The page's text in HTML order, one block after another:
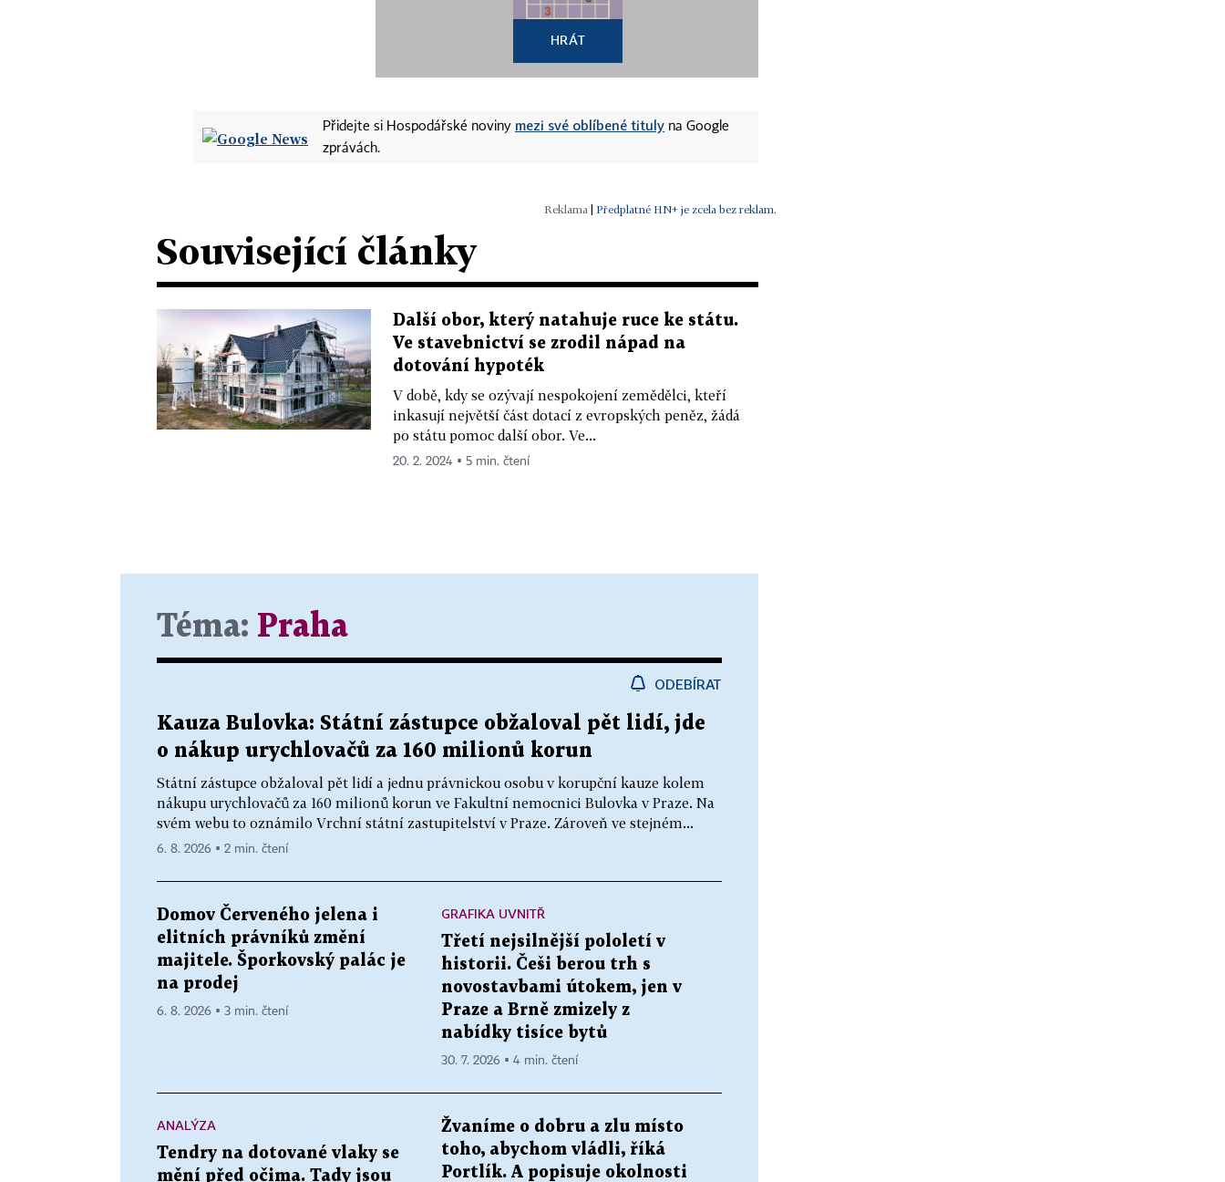
HRÁT
Přidejte si Hospodářské noviny mezi své oblíbené tituly na Google
zprávách.
| Předplatné HN+ je zcela bez reklam.
Související články
Další obor, který natahuje ruce ke státu.
Ve stavebnictví se zrodil nápad na
dotování hypoték
V době, kdy se ozývají nespokojení zemědělci, kteří
inkasují největší část dotací z evropských peněz, žádá
po státu pomoc další obor. Ve...
20. 2. 2024 ▪ 5 min. čtení
Téma: Praha
ODEBÍRAT
Kauza Bulovka: Státní zástupce obžaloval pět lidí, jde
o nákup urychlovačů za 160 milionů korun
Státní zástupce obžaloval pět lidí a jednu právnickou osobu v korupční kauze kolem
nákupu urychlovačů za 160 milionů korun ve Fakultní nemocnici Bulovka v Praze. Na
svém webu to oznámilo Vrchní státní zastupitelství v Praze. Zároveň ve stejném...
6. 8. 2026 ▪ 2 min. čtení
Domov Červeného jelena i
elitních právníků změní
majitele. Šporkovský palác je
na prodej
6. 8. 2026 ▪ 3 min. čtení
GRAFIKA UVNITŘ
Třetí nejsilnější pololetí v
historii. Češi berou trh s
novostavbami útokem, jen v
Praze a Brně zmizely z
nabídky tisíce bytů
30. 7. 2026 ▪ 4 min. čtení
ANALÝZA
Tendry na dotované vlaky se
mění před očima. Tady jsou
Žvaníme o dobru a zlu místo
toho, abychom vládli, říká
Portlík. A popisuje okolnosti